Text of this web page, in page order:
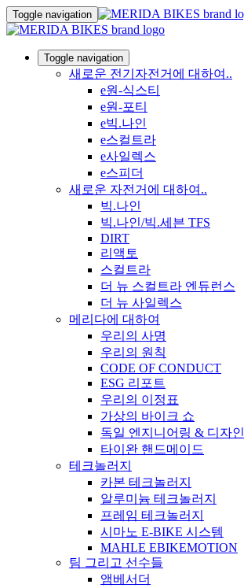
Toggle navigation
Toggle navigation
새로운 전기자전거에 대하여..
e원-식스티
e원-포티
e빅.나인
e스컬트라
e사일렉스
e스피더
새로운 자전거에 대하여..
빅.나인
빅.나인/빅.세븐 TFS
DIRT
리액토
스컬트라
더 뉴 스컬트라 엔듀런스
더 뉴 사일렉스
메리다에 대하여
우리의 사명
우리의 원칙
CODE OF CONDUCT
ESG 리포트
우리의 이정표
가상의 바이크 쇼
독일 엔지니어링 & 디자인
타이완 핸드메이드
테크놀러지
카본 테크놀러지
알루미늄 테크놀러지
프레임 테크놀러지
시마노 E-BIKE 시스템
MAHLE EBIKEMOTION
팀 그리고 선수들
앰베서더